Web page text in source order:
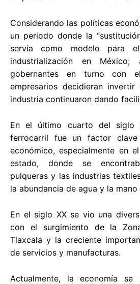
Considerando las políticas
un periodo donde la
servía como modelo para
industrialización en
gobernantes en turno
empresarios decidieran
industria continuaron dando
En el último cuarto del siglo
ferrocarril fue un factor
económico, especialmente en
estado, donde se
pulqueras y las industrias
la abundancia de agua y la mano
En el siglo XX se vio una
con el surgimiento de la
Tlaxcala y la creciente
de servicios y manufacturas.
Actualmente, la economía